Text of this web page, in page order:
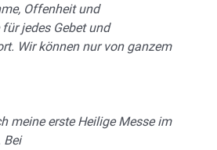
Offenheit und
jedes Gebet und
Wir können nur von ganzem
meine erste Heilige Messe im
Bei